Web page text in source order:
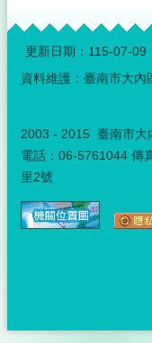
:::
更新日期： 115-07-09
資料維護：臺南市大內
2003 - 2015 臺南市
電話：06-5761044 傳
里2號